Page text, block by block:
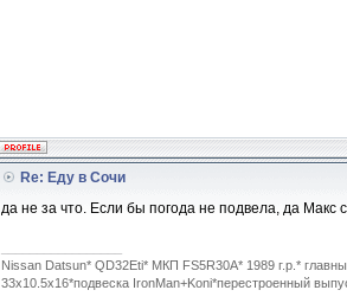
Re: Еду в Сочи
да не за что. Если бы погода не подвела, да Макс
Nissan Datsun* QD32Eti* МКП FS5R30A* 1989 г.р.*
33x10.5x16*подвеска IronMan+Koni*перестроенный